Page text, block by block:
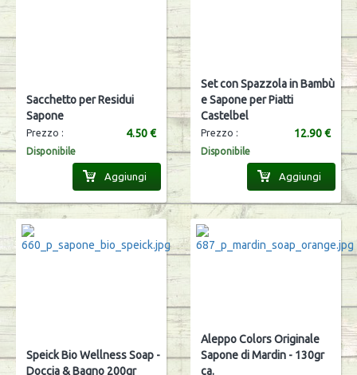
Sacchetto per Residui
Sapone
Prezzo : 4.50 €
Disponibile
Aggiungi
Set con Spazzola in Bambù
e Sapone per Piatti
Castelbel
Prezzo : 12.90 €
Disponibile
Aggiungi
Speick Bio Wellness Soap -
Doccia & Bagno 200gr
Aleppo Colors Originale
Sapone di Mardin - 130gr
ca.